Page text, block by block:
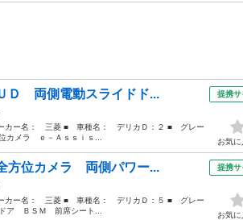
Ｄ 両側電動スライドド...
ー名： 三菱 ■ 車種名： デリカＤ：２ ■ グレー
メラ ｅ－Ａｓｓｉｓ...
提携サ
お気に
方位カメラ 両側パワー...
ー名： 三菱 ■ 車種名： デリカＤ：５ ■ グレー
ア ＢＳＭ 前席シート...
提携サ
お気に